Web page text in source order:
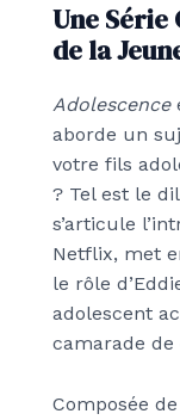
Une Série
de la
Adolescence
aborde un
votre fils
? Tel est le
s’articule
Netflix, met
le rôle
adolescent
camarade de
Composée